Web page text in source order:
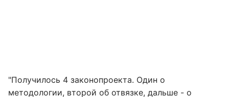
"Получилось 4 законопроекта. Один о
методологии, второй об отвязке, дальше - о